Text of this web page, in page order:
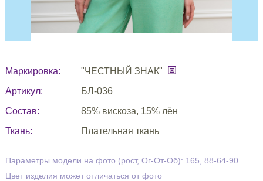
Маркировка:
"ЧЕСТНЫЙ ЗНАК"
Артикул:
БЛ-036
Состав:
85% вискоза, 15% лён
Ткань:
Плательная ткань
Параметры модели на фото (рост, Ог-От-Об): 165, 88-64-90
Цвет изделия может отличаться от фото